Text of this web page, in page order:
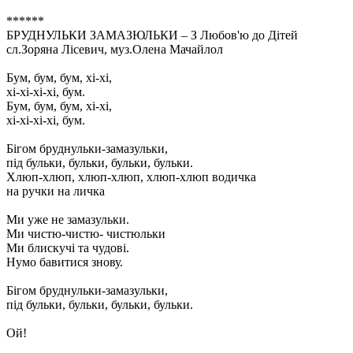
******
БРУДНУЛЬКИ ЗАМАЗЮЛЬКИ – З Любов'ю до Дітей
сл.Зоряна Лісевич, муз.Олена Мачайлол
Бум, бум, бум, хі-хі,
хі-хі-хі-хі, бум.
Бум, бум, бум, хі-хі,
хі-хі-хі-хі, бум.
Бігом бруднульки-замазульки,
під бульки, бульки, бульки, бульки.
Хлюп-хлюп, хлюп-хлюп, хлюп-хлюп водичка
на ручки на личка
Ми уже не замазульки.
Ми чистю-чистю- чистюльки
Ми блискучі та чудові.
Нумо бавитися знову.
Бігом бруднульки-замазульки,
під бульки, бульки, бульки, бульки.
Ой!